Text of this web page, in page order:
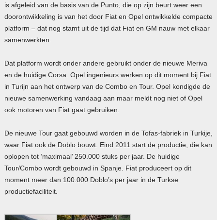
is afgeleid van de basis van de Punto, die op zijn beurt weer een
doorontwikkeling is van het door Fiat en Opel ontwikkelde compacte
platform – dat nog stamt uit de tijd dat Fiat en GM nauw met elkaar
samenwerkten.
Dat platform wordt onder andere gebruikt onder de nieuwe Meriva
en de huidige Corsa. Opel ingenieurs werken op dit moment bij Fiat
in Turijn aan het ontwerp van de Combo en Tour. Opel kondigde de
nieuwe samenwerking vandaag aan maar meldt nog niet of Opel
ook motoren van Fiat gaat gebruiken.
De nieuwe Tour gaat gebouwd worden in de Tofas-fabriek in Turkije,
waar Fiat ook de Doblo bouwt. Eind 2011 start de productie, die kan
oplopen tot ‘maximaal’ 250.000 stuks per jaar. De huidige
Tour/Combo wordt gebouwd in Spanje. Fiat produceert op dit
moment meer dan 100.000 Doblo’s per jaar in de Turkse
productiefaciliteit.